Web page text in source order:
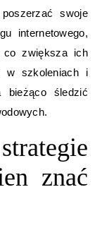
swoje
internetowego,
zwiększa ich
w szkoleniach i
bieżąco śledzić
znać